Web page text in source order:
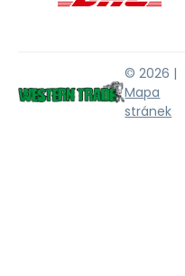
© 2026 |
Mapa
stránek